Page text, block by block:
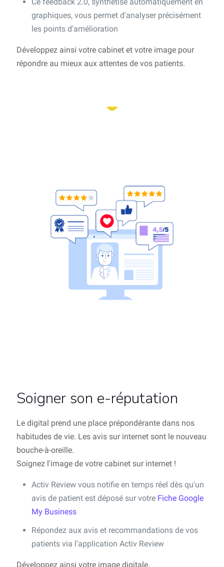
graphiques, vous permet d'analyser précisément
les points d'amélioration
Développez ainsi votre cabinet et votre image pour
répondre au mieux aux attentes de vos patients.
Soigner son e-réputation
Le digital prend une place prépondérante dans nos
habitudes de vie. Les avis sur internet sont le nouveau
bouche-à-oreille.
Soignez l'image de votre cabinet sur internet !
Activ Review vous notifie en temps réel dès qu'un
avis de patient est déposé sur votre Fiche Google
My Business
Répondez aux avis et recommandations de vos
patients via l'application Activ Review
Développez ainsi votre image digitale.